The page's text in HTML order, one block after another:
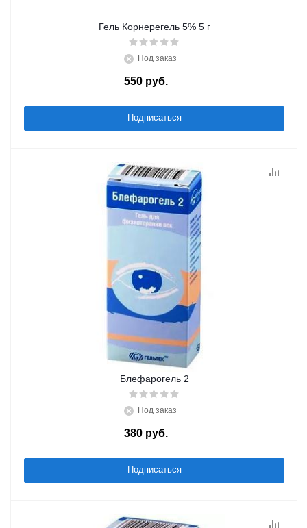
Гель Корнерегель 5% 5 г
Под заказ
550руб./шт
Подписаться
Блефарогель 2
Под заказ
380руб./шт
Подписаться